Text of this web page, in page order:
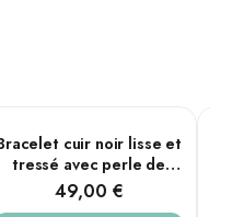
et au positionnement
contemporaine.
et la détermination au
PLUSIEURS TAILLES
cuir noir lisse et
tressé avec perle de
heishi œil de tigre
49,00 €